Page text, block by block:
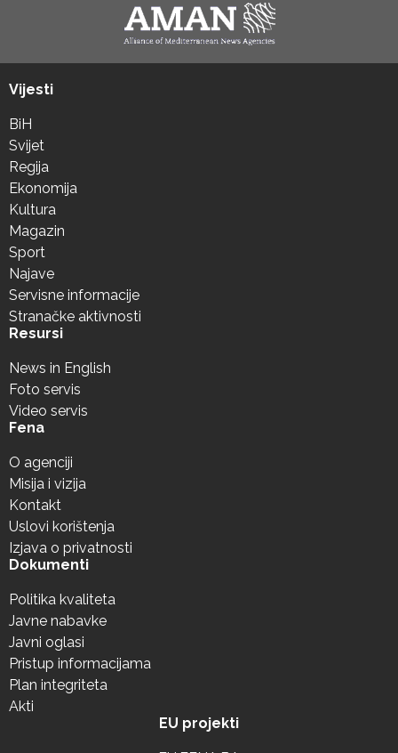
Vijesti
BiH
Svijet
Regija
Ekonomija
Kultura
Magazin
Sport
Najave
Servisne informacije
Stranačke aktivnosti
Resursi
News in English
Foto servis
Video servis
Fena
O agenciji
Misija i vizija
Kontakt
Uslovi korištenja
Izjava o privatnosti
Dokumenti
Politika kvaliteta
Javne nabavke
Javni oglasi
Pristup informacijama
Plan integriteta
Akti
EU projekti